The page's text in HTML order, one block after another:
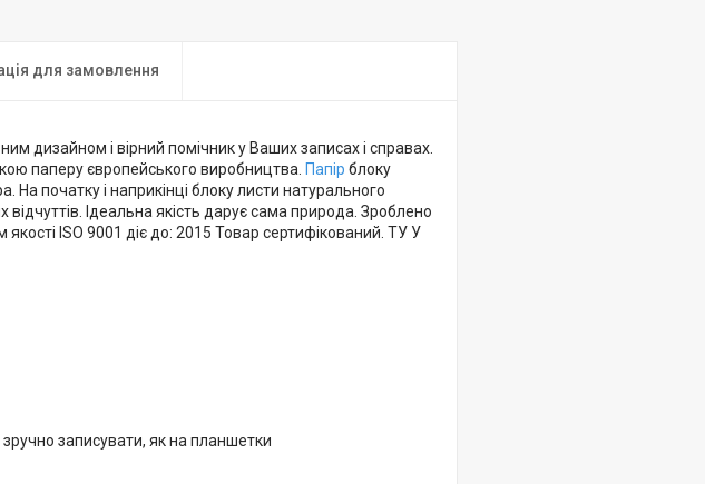
для замовлення
дизайном і вірний помічник у Ваших записах і справах.
паперу європейського виробництва. Папір блоку
На початку і наприкінці блоку листи натурального
Ідеальна якість дарує сама природа. Зроблено
ISO 9001 діє до: 2015 Товар сертифікований. ТУ У
записувати, як на планшетки